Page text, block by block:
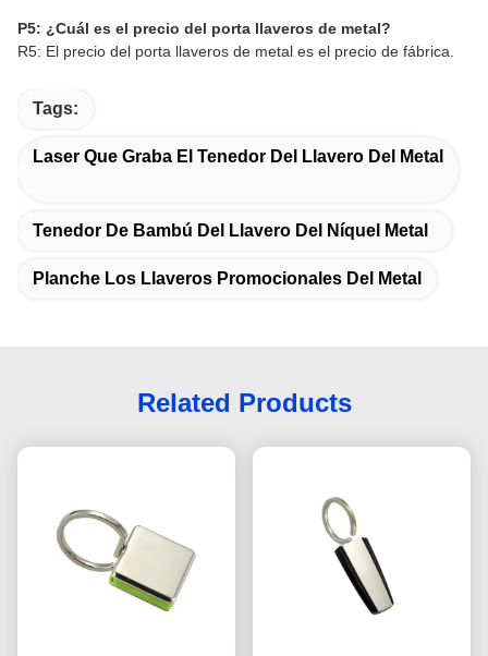
P5: ¿Cuál es el precio del porta llaveros de metal?
R5: El precio del porta llaveros de metal es el precio de fábrica.
Tags:
Laser Que Graba El Tenedor Del Llavero Del Metal
Tenedor De Bambú Del Llavero Del Níquel Metal
Planche Los Llaveros Promocionales Del Metal
Related Products